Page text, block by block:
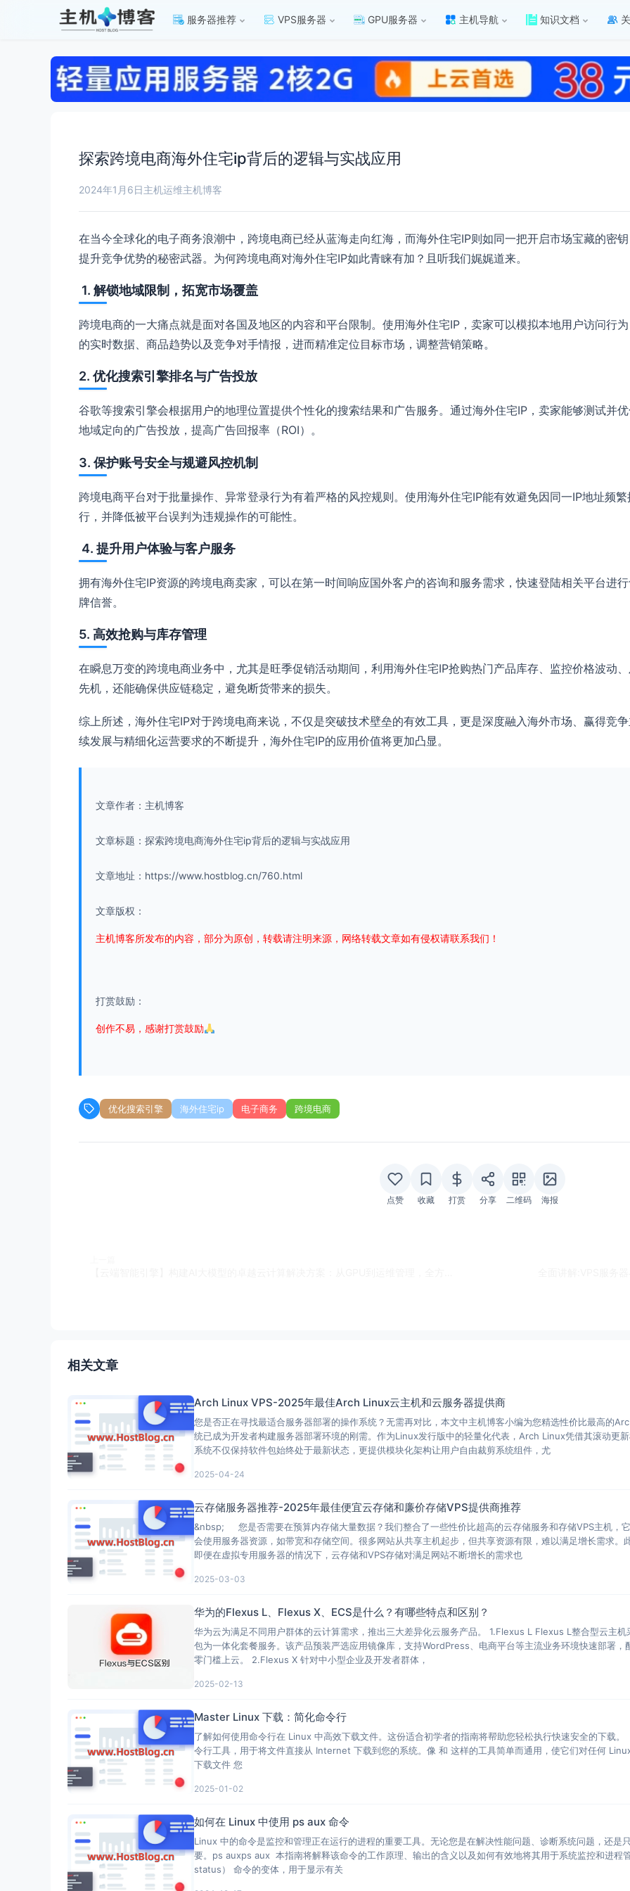
服务器推荐 VPS服务器 GPU服务器 主机导航 知识文档
探索跨境电商海外住宅ip背后的逻辑与实战应用
2024年1月6日主机运维主机博客
在当今全球化的电子商务浪潮中，跨境电商已经从蓝海走向红海，而海外住宅IP则如同一把开启市场宝藏的密
提升竞争优势的秘密武器。为何跨境电商对海外住宅IP如此青睐有加？且听我们娓娓道来。
1. 解锁地域限制，拓宽市场覆盖
跨境电商的一大痛点就是面对各国及地区的内容和平台限制。使用海外住宅IP，卖家可以模拟本地用户访问行
的实时数据、商品趋势以及竞争对手情报，进而精准定位目标市场，调整营销策略。
2. 优化搜索引擎排名与广告投放
谷歌等搜索引擎会根据用户的地理位置提供个性化的搜索结果和广告服务。通过海外住宅IP，卖家能够测试并
地域定向的广告投放，提高广告回报率（ROI）。
3. 保护账号安全与规避风控机制
跨境电商平台对于批量操作、异常登录行为有着严格的风控规则。使用海外住宅IP能有效避免因同一IP地址频
行，并降低被平台误判为违规操作的可能性。
4. 提升用户体验与客户服务
拥有海外住宅IP资源的跨境电商卖家，可以在第一时间响应国外客户的咨询和服务需求，快速登陆相关平台进
牌信誉。
5. 高效抢购与库存管理
在瞬息万变的跨境电商业务中，尤其是旺季促销活动期间，利用海外住宅IP抢购热门产品库存、监控价格波动
先机，还能确保供应链稳定，避免断货带来的损失。
综上所述，海外住宅IP对于跨境电商来说，不仅是突破技术壁垒的有效工具，更是深度融入海外市场、赢得竞
续发展与精细化运营要求的不断提升，海外住宅IP的应用价值将更加凸显。
文章作者：主机博客
文章标题：探索跨境电商海外住宅ip背后的逻辑与实战应用
文章地址：https://www.hostblog.cn/760.html
文章版权：
主机博客所发布的内容，部分为原创，转载请注明来源，网络转载文章如有侵权请联系我们！
打赏鼓励：
创作不易，感谢打赏鼓励
优化搜索引擎 海外住宅ip 电子商务 跨境电商
点赞 收藏 打赏 分享 二维码 海报
相关文章
Arch Linux VPS-2025年最佳Arch Linux云主机和云服务器提供商
您是否正在寻找最适合服务器部署的操作系统？无需再对比，本文中主机博客小编为您精选性价比最高的
统已成为开发者构建服务器部署环境的刚需。作为Linux发行版中的轻量化代表，Arch Linux凭借其滚动更
系统不仅保持软件包始终处于最新状态，更提供模块化架构让用户自由裁剪系统组件，尤
2025-04-24
云存储服务器推荐-2025年最佳便宜云存储和廉价存储VPS提供商推荐
&nbsp; 您是否需要在预算内存储大量数据？我们整合了一些性价比超高的云存储服务和存储VPS主机，
会使用服务器资源，如带宽和存储空间。很多网站从共享主机起步，但共享资源有限，难以满足增长需求
即便在虚拟专用服务器的情况下，云存储和VPS存储对满足网站不断增长的需求也
2025-03-03
华为的Flexus L、Flexus X、ECS是什么？有哪些特点和区别？
华为云为满足不同用户群体的云计算需求，推出三大差异化云服务产品。 1.Flexus L Flexus L整合型云主
包为一体化套餐服务。该产品预装严选应用镜像库，支持WordPress、电商平台等主流业务环境快速部署
零门槛上云。 2.Flexus X 针对中小型企业及开发者群体，
2025-02-13
Master Linux 下载：简化命令行
了解如何使用命令行在 Linux 中高效下载文件。这份适合初学者的指南将帮助您轻松执行快速安全的下
令行工具，用于将文件直接从 Internet 下载到您的系统。像 和 这样的工具简单而通用，使它们对任何
下载文件 您
2025-01-02
如何在 Linux 中使用 ps aux 命令
Linux 中的命令是监控和管理正在运行的进程的重要工具。无论您是在解决性能问题、诊断系统问题，还是
要。ps auxps aux 本指南将解释该命令的工作原理、输出的含义以及如何有效地将其用于系统监控和进
status） 命令的变体，用于显示有关